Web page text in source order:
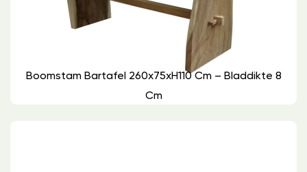
Boomstam Bartafel 260x75xH110 Cm – Bladdikte 8
Cm